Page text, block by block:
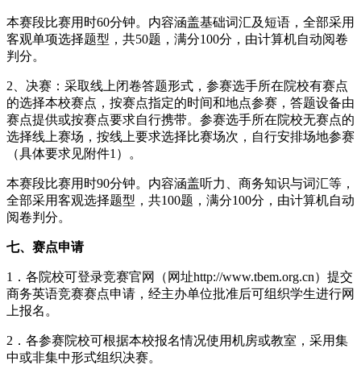
本赛段比赛用时60分钟。内容涵盖基础词汇及短语，全部采用
客观单项选择题型，共50题，满分100分，由计算机自动阅卷
判分。
2、决赛：采取线上闭卷答题形式，参赛选手所在院校有赛点
的选择本校赛点，按赛点指定的时间和地点参赛，答题设备由
赛点提供或按赛点要求自行携带。参赛选手所在院校无赛点的
选择线上赛场，按线上要求选择比赛场次，自行安排场地参赛
（具体要求见附件1）。
本赛段比赛用时90分钟。内容涵盖听力、商务知识与词汇等，
全部采用客观选择题型，共100题，满分100分，由计算机自动
阅卷判分。
七、赛点申请
1．各院校可登录竞赛官网（网址http://www.tbem.org.cn）提交
商务英语竞赛赛点申请，经主办单位批准后可组织学生进行网
上报名。
2．各参赛院校可根据本校报名情况使用机房或教室，采用集
中或非集中形式组织决赛。